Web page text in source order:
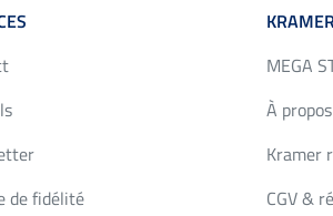
de fidélité
MEGA
À
Kramer
CGV &